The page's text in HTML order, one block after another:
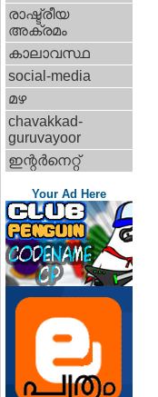
രാഷ്ട്രീയ
അക്രമം
കാലാവസ്ഥ
social-media
മഴ
chavakkad-
guruvayoor
ഇന്റര്‍നെറ്റ്‌
Your Ad Here